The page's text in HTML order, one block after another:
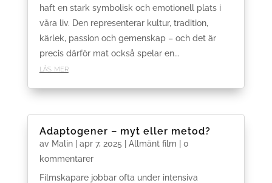
haft en stark symbolisk och emotionell plats i
våra liv. Den representerar kultur, tradition,
kärlek, passion och gemenskap – och det är
precis därför mat också spelar en...
läs mer
Adaptogener – myt eller metod?
av Malin| apr 7, 2025 | Allmänt film | 0
kommentarer
Filmskapare jobbar ofta under intensiva